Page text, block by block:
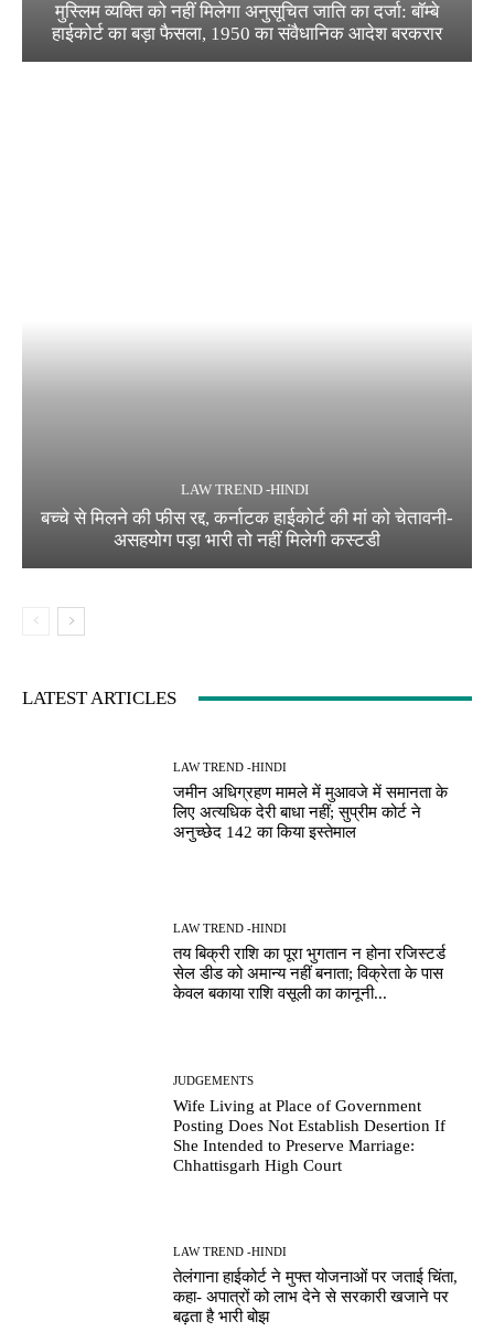
मुस्लिम व्यक्ति को नहीं मिलेगा अनुसूचित जाति का दर्जा: बॉम्बे
हाईकोर्ट का बड़ा फैसला, 1950 का संवैधानिक आदेश बरकरार
LAW TREND -HINDI
बच्चे से मिलने की फीस रद्द, कर्नाटक हाईकोर्ट की मां को चेतावनी-
असहयोग पड़ा भारी तो नहीं मिलेगी कस्टडी
LATEST ARTICLES
LAW TREND -HINDI
जमीन अधिग्रहण मामले में मुआवजे में समानता के
लिए अत्यधिक देरी बाधा नहीं; सुप्रीम कोर्ट ने
अनुच्छेद 142 का किया इस्तेमाल
LAW TREND -HINDI
तय बिक्री राशि का पूरा भुगतान न होना रजिस्टर्ड
सेल डीड को अमान्य नहीं बनाता; विक्रेता के पास
केवल बकाया राशि वसूली का कानूनी...
JUDGEMENTS
Wife Living at Place of Government
Posting Does Not Establish Desertion If
She Intended to Preserve Marriage:
Chhattisgarh High Court
LAW TREND -HINDI
तेलंगाना हाईकोर्ट ने मुफ्त योजनाओं पर जताई चिंता,
कहा- अपात्रों को लाभ देने से सरकारी खजाने पर
बढ़ता है भारी बोझ